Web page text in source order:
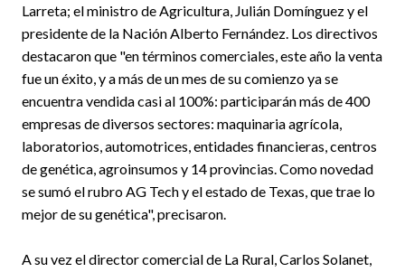
Larreta; el ministro de Agricultura, Julián Domínguez y el
presidente de la Nación Alberto Fernández. Los directivos
destacaron que "en términos comerciales, este año la venta
fue un éxito, y a más de un mes de su comienzo ya se
encuentra vendida casi al 100%: participarán más de 400
empresas de diversos sectores: maquinaria agrícola,
laboratorios, automotrices, entidades financieras, centros
de genética, agroinsumos y 14 provincias. Como novedad
se sumó el rubro AG Tech y el estado de Texas, que trae lo
mejor de su genética", precisaron.
A su vez el director comercial de La Rural, Carlos Solanet,